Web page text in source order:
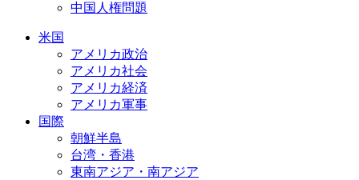
中国人権問題
米国
アメリカ政治
アメリカ社会
アメリカ経済
アメリカ軍事
国際
朝鮮半島
台湾・香港
東南アジア・南アジア